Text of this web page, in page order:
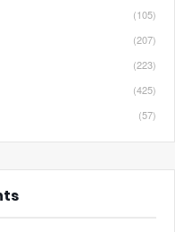
(105)
(207)
(223)
(425)
(57)